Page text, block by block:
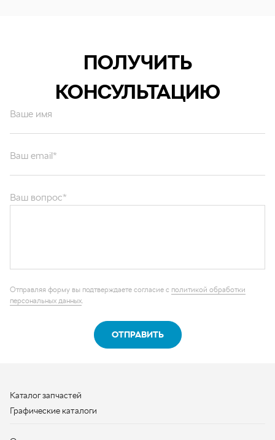
ПОЛУЧИТЬ
КОНСУЛЬТАЦИЮ
Ваше имя
персональных данных
Каталог запчастей
Контактная информация
+7 (950) 730-92-10
uralavtozap@yandex.ru